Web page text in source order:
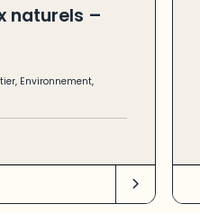
naturels –
, Environnement,